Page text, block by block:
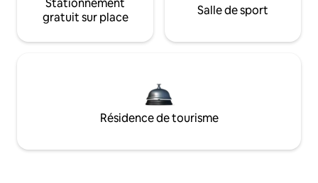
Stationnement
gratuit sur place
Salle de sport
Résidence de tourisme